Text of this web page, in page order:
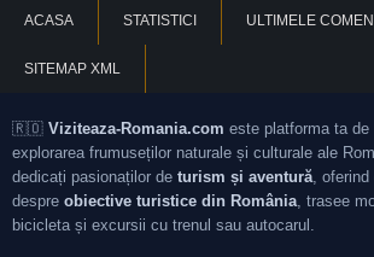
ACASA STATISTICI ULTIMELE
SITEMAP XML
🇷🇴 Viziteaza-Romania.com este platforma ta de
explorarea frumuseților naturale și culturale ale
dedicați pasionaților de turism și aventură, oferind
despre obiective turistice din România, trasee
bicicleta și excursii cu trenul sau autocarul.